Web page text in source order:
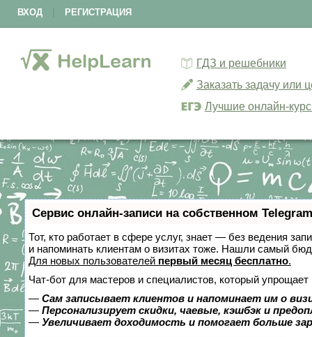
ВХОД РЕГИСТРАЦИЯ
ГДЗ и решебники
Заказать задачу или
Лучшие онлайн-
Сервис онлайн-записи на собственном
Тот, кто работает в сфере услуг, знает — без ведения
и напоминать клиентам о визитах тоже. Нашли самый
Для новых пользователей первый месяц бесплатно.
Чат-бот для мастеров и специалистов, который упрощает
— Сам записывает клиентов и напоминает им о
— Персонализирует скидки, чаевые, кэшбэк и
— Увеличивает доходимость и помогает больше